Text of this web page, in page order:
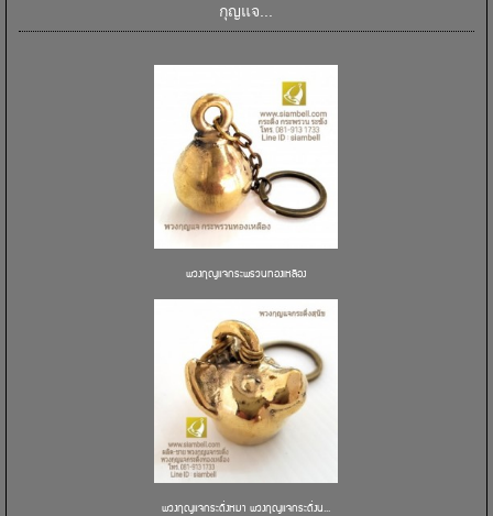
กุญแจ...
พวงกุญแจกระพรวนทองเหลือง
พวงกุญแจกระดิ่งหมา พวงกุญแจกระดิ่งน...